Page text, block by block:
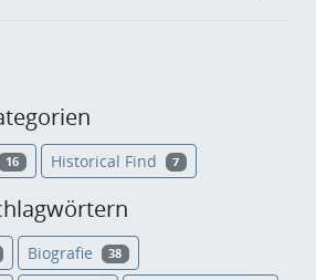
16 Historical Find 7
Biografie 38